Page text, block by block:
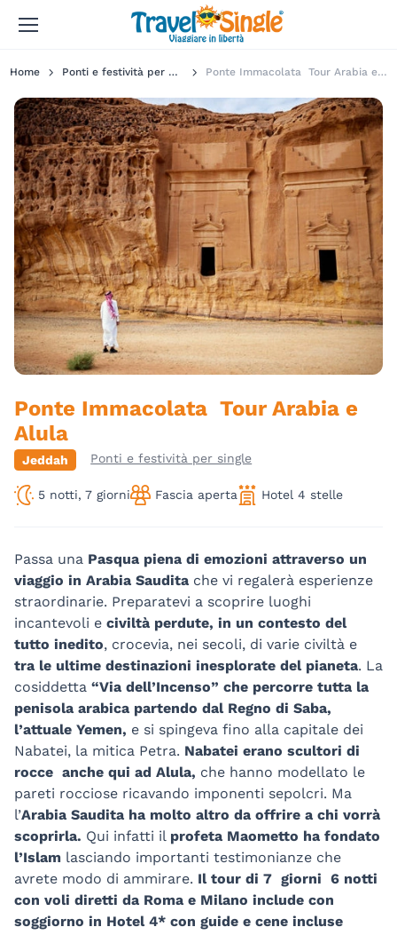
Home Ponti e festività per single Ponte Immacolata Tour Arabia e Alula
Ponte Immacolata Tour Arabia e
Alula
Jeddah Ponti e festività per single
5 notti, 7 giorni Fascia aperta Hotel 4 stelle
Passa una Pasqua piena di emozioni attraverso un
viaggio in Arabia Saudita che vi regalerà esperienze
straordinarie. Preparatevi a scoprire luoghi
incantevoli e civiltà perdute, in un contesto del
tutto inedito, crocevia, nei secoli, di varie civiltà e
tra le ultime destinazioni inesplorate del pianeta. La
cosiddetta “Via dell’Incenso” che percorre tutta la
penisola arabica partendo dal Regno di Saba,
l’attuale Yemen, e si spingeva fino alla capitale dei
Nabatei, la mitica Petra. Nabatei erano scultori di
rocce anche qui ad Alula, che hanno modellato le
pareti rocciose ricavando imponenti sepolcri. Ma
l’Arabia Saudita ha molto altro da offrire a chi vorrà
scoprirla. Qui infatti il profeta Maometto ha fondato
l’Islam lasciando importanti testimonianze che
avrete modo di ammirare. Il tour di 7 giorni 6 notti
con voli diretti da Roma e Milano include con
soggiorno in Hotel 4* con guide e cene incluse